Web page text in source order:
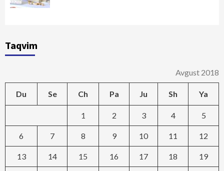
Taqvim
Avgust 2018
Du Se Ch Pa Ju Sh Ya
1 2 3 4 5
6 7 8 9 10 11 12
13 14 15 16 17 18 19